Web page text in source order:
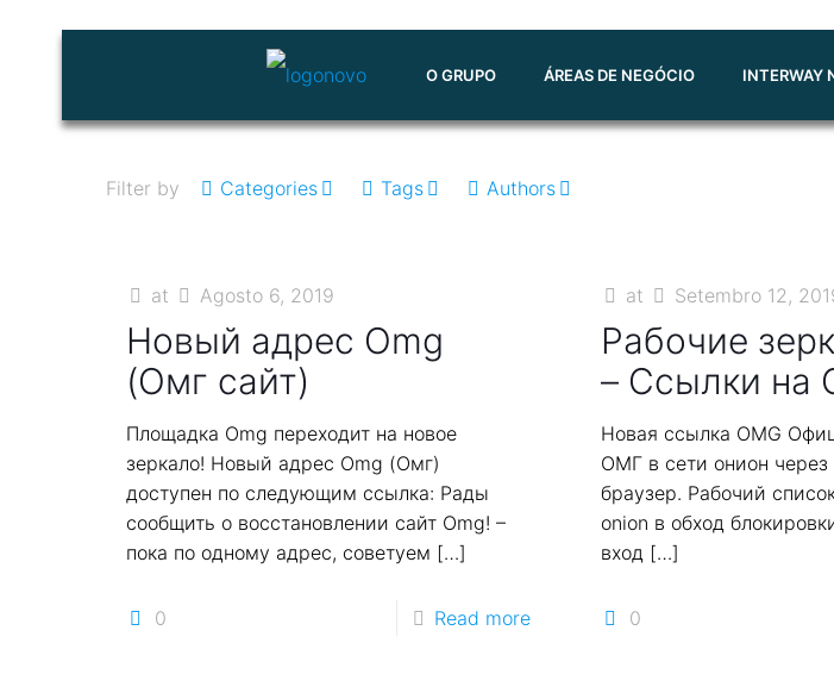
O GRUPO ÁREAS DE NEGÓCIO INTERWAY
Filter by Categories Tags Authors
at Agosto 6, 2019
Новый адрес Omg
(Омг сайт)
Площадка Omg переходит на новое
зеркало! Новый адрес Omg (Омг)
доступен по следующим ссылка: Рады
сообщить о восстановлении сайт Omg! –
пока по одному адрес, советуем […]
0 Read more
at Setembro 12,
Рабочие
– Ссылки на
Новая ссылка OMG
ОМГ в сети онион
браузер. Рабочий
onion в обход
вход[…]
0